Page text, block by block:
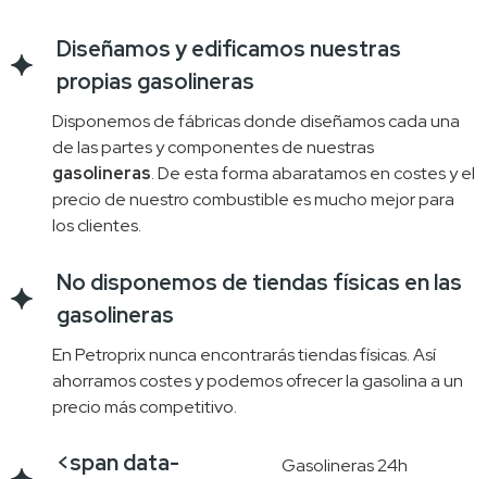
Diseñamos y edificamos nuestras
propias gasolineras
Disponemos de fábricas donde diseñamos cada una
gasolineras. De esta forma abaratamos en costes y el
precio de nuestro combustible es mucho mejor para
los clientes.
No disponemos de tiendas físicas en las
gasolineras
En Petroprix nunca encontrarás tiendas físicas. Así
ahorramos costes y podemos ofrecer la gasolina a un
precio más competitivo.
<span data-
Gasolineras 24h